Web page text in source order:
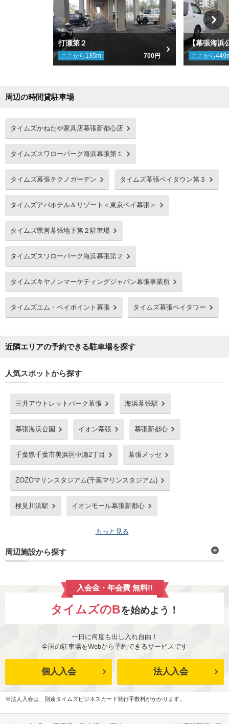
打瀬第２
ここから 135m 700円
【幕張海浜
ここから449
周辺の時間貸駐車場
タイムズかねたや家具店幕張新都心店
タイムズスワローパーク海浜幕張第１
タイムズ幕張テクノガーデン タイムズ幕張ベイタウン第３
タイムズアパホテル＆リゾート＜東京ベイ幕張＞
タイムズ県営幕張地下第２駐車場
タイムズスワローパーク海浜幕張第２
タイムズキヤノンマーケティングジャパン幕張事業所
タイムズエム・ベイポイント幕張 タイムズ幕張ベイタワー
近隣エリアの予約できる駐車場を探す
人気スポットから探す
三井アウトレットパーク幕張 海浜幕張駅
幕張海浜公園 イオン幕張 幕張新都心
千葉県千葉市美浜区中瀬2丁目 幕張メッセ
ZOZOマリンスタジアム(千葉マリンスタジアム)
検見川浜駅 イオンモール幕張新都心
もっと見る
周辺施設から探す
入会金・年会費 無料!!
タイムズのBを始めよう！
一日に何度も出し入れ自由！
全国の駐車場をWebから予約できるサービスです
個人入会 法人入会
※法人入会は、別途タイムズビジネスカード発行手数料がかかります。